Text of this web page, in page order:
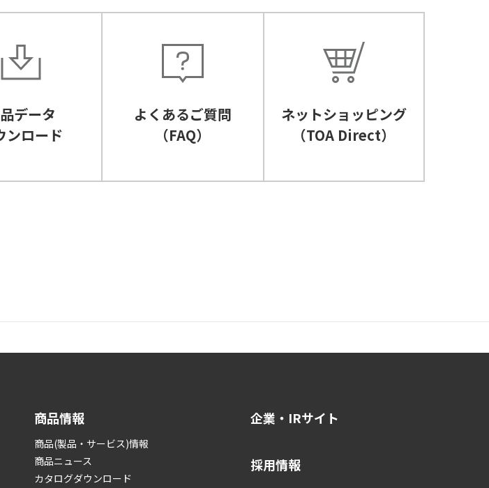
データ
ンロード
よくあるご質問
（FAQ）
ネットショッピング
（TOA Direct）
商品情報
商品(製品・サービス)情報
商品ニュース
カタログダウンロード
企業・IRサイト
採用情報